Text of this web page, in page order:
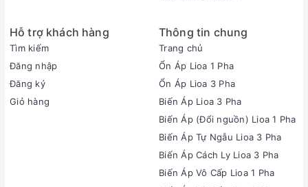
Hỗ trợ khách hàng
Tìm kiếm
Đăng nhập
Đăng ký
Giỏ hàng
Thông tin chung
Trang chủ
Ổn Áp Lioa 1 Pha
Ổn Áp Lioa 3 Pha
Biến Áp Lioa 3 Pha
Biến Áp (Đổi nguồn) Lioa 1 Pha
Biến Áp Tự Ngẫu Lioa 3 Pha
Biến Áp Cách Ly Lioa 3 Pha
Biến Áp Vô Cấp Lioa 1 Pha